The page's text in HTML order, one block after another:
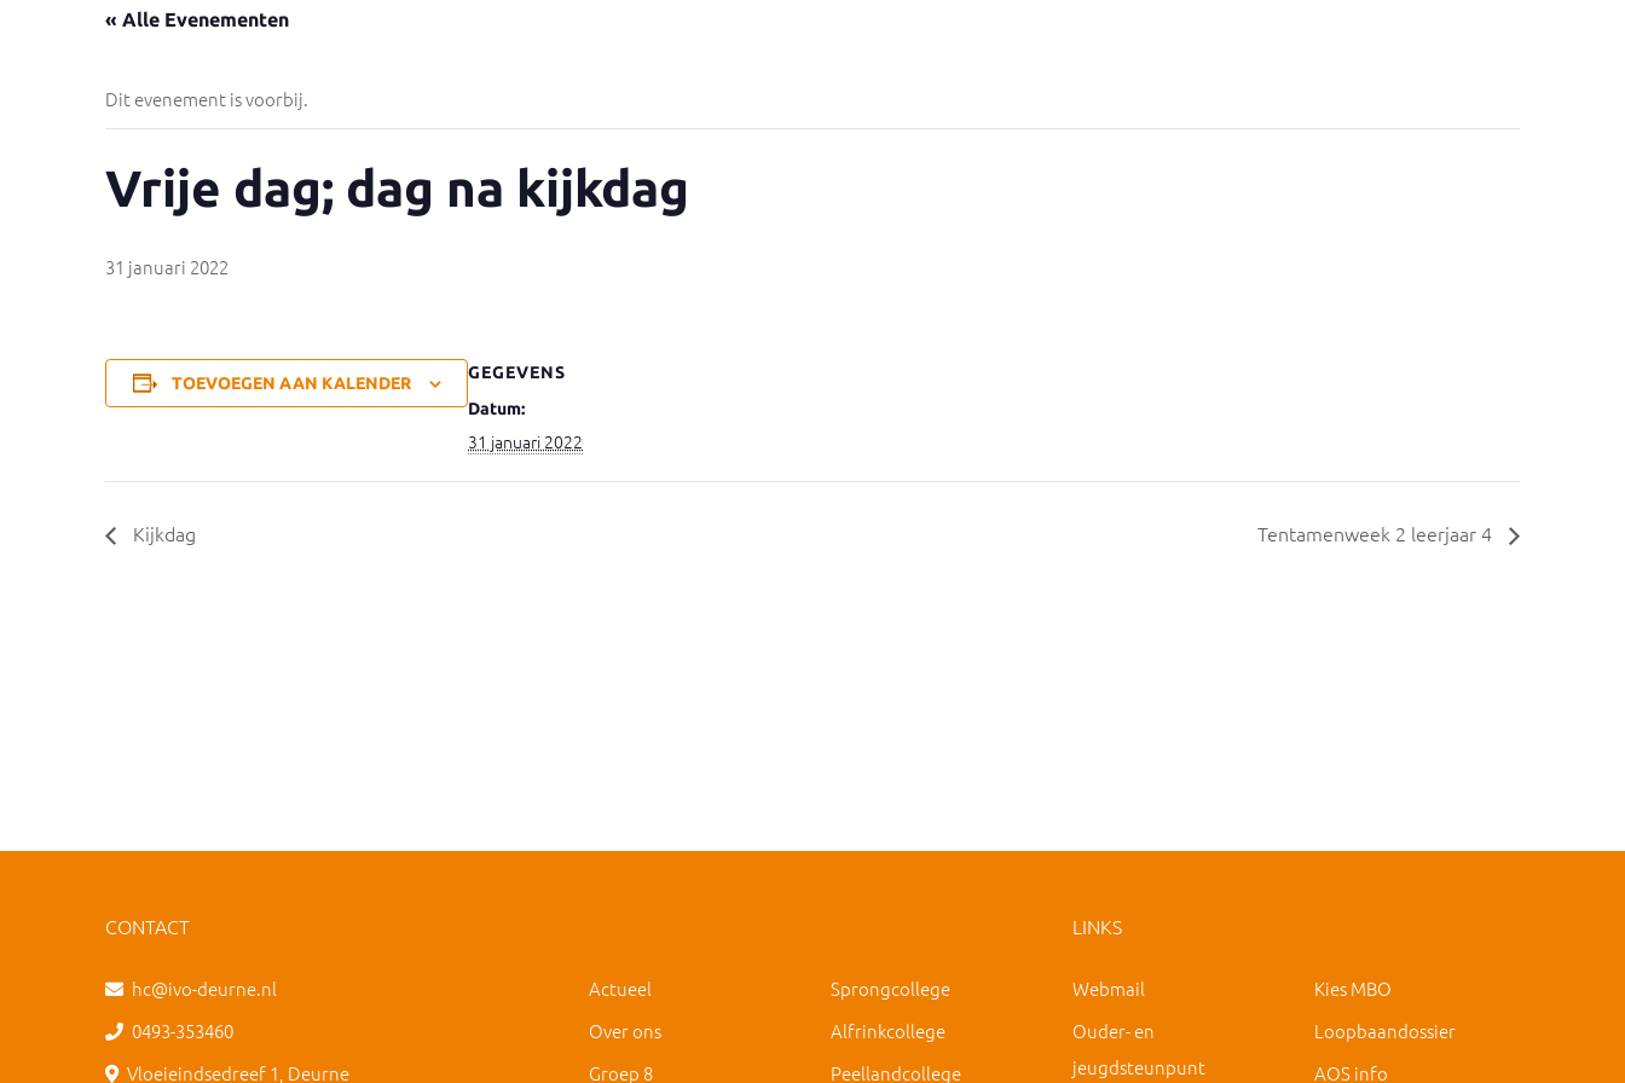
« Alle Evenementen
Dit evenement is voorbij.
Vrije dag; dag na kijkdag
31 januari 2022
TOEVOEGEN AAN KALENDER
GEGEVENS
Datum:
31 januari 2022
Kijkdag Tentamenweek 2 leerjaar 4
CONTACT
hc@ivo-deurne.nl
0493-353460
Vloeieindsedreef 1, Deurne
Actueel
Over ons
Groep 8
Sprongcollege
Alfrinkcollege
Peellandcollege
LINKS
Webmail
Ouder- en
jeugdsteunpunt
Kies MBO
Loopbaandossier
AOS info